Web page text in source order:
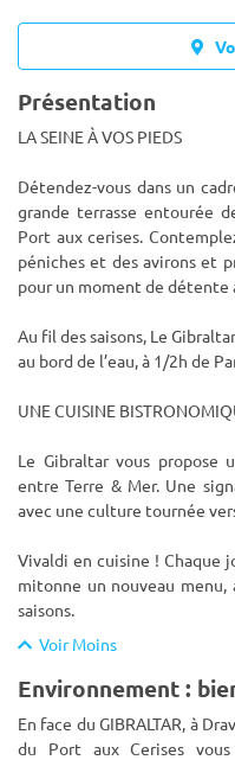
Présentation
LA SEINE À VOS PIEDS
Détendez-vous dans un
grande terrasse entourée
Port aux cerises.
péniches et des avirons et
pour un moment de détente
Au fil des saisons, Le
au bord de l’eau, à 1/2h de
UNE CUISINE
Le Gibraltar vous propose
entre Terre & Mer. Une
avec une culture tournée
Vivaldi en cuisine ! Chaque
mitonne un nouveau
saisons.
Voir Moins
Environnement :
En face du GIBRALTAR, à
du Port aux Cerises